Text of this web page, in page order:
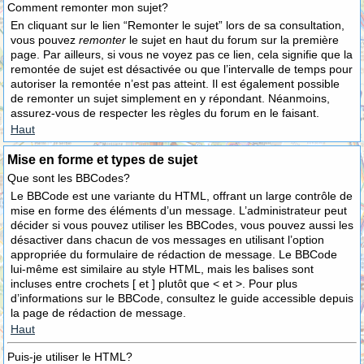
Comment remonter mon sujet?
En cliquant sur le lien “Remonter le sujet” lors de sa consultation,
vous pouvez remonter le sujet en haut du forum sur la première
page. Par ailleurs, si vous ne voyez pas ce lien, cela signifie que la
remontée de sujet est désactivée ou que l’intervalle de temps pour
autoriser la remontée n’est pas atteint. Il est également possible
de remonter un sujet simplement en y répondant. Néanmoins,
assurez-vous de respecter les règles du forum en le faisant.
Haut
Mise en forme et types de sujet
Que sont les BBCodes?
Le BBCode est une variante du HTML, offrant un large contrôle de
mise en forme des éléments d’un message. L’administrateur peut
décider si vous pouvez utiliser les BBCodes, vous pouvez aussi les
désactiver dans chacun de vos messages en utilisant l’option
appropriée du formulaire de rédaction de message. Le BBCode
lui-même est similaire au style HTML, mais les balises sont
incluses entre crochets [ et ] plutôt que < et >. Pour plus
d’informations sur le BBCode, consultez le guide accessible depuis
la page de rédaction de message.
Haut
Puis-je utiliser le HTML?